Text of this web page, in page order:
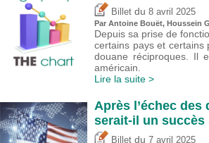
Billet du 8 avril 2025
Par Antoine Bouët, Houssein
Depuis sa prise de
certains pays et certains
douane réciproques. Il
américain.
Lire la suite >
Après l’échec
serait-il un succès
Billet du 7 avril 2025